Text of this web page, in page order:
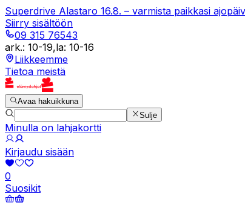
Superdrive Alastaro 16.8. – varmista paikkasi
Siirry sisältöön
09 315 76543
ark.: 10-19,la: 10-16
Liikkeemme
Tietoa meistä
Avaa hakuikkuna
Sulje
Minulla on lahjakortti
Kirjaudu sisään
0
Suosikit